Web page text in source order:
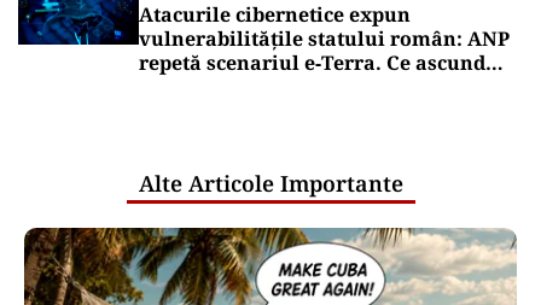
Atacurile cibernetice expun
vulnerabilitățile statului român: ANP
repetă scenariul e‑Terra. Ce ascund
Alte Articole Importante